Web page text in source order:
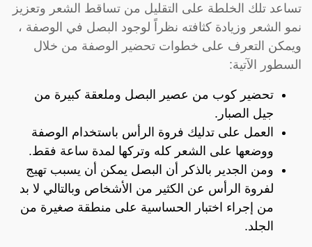
تساعد تلك الخلطة على التقليل من تساقط الشعر وتعزيز
نمو الشعر وزيادة كثافته نظراً لوجود البصل في الوصفة ،
ويمكن التعرف على خطوات تحضير الوصفة من خلال
السطور الآتية:
تحضير كوب من عصير البصل وملعقة كبيرة من
جيل الصبار.
العمل على تدليك فروة الرأس باستخدام الوصفة
ووضعها على الشعر كله وتركها لمدة ساعة فقط.
ومن الجدير بالذكر أن البصل يمكن أن يسبب تهيج
لفروة الرأس عن الكثير من الأشخاص وبالتالي لا بد
من إجراء اختبار الحساسية على منطقة صغيرة من
الجلد.